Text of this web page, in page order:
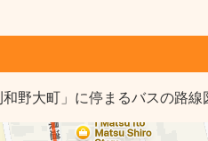
野大町」に停まるバスの路線